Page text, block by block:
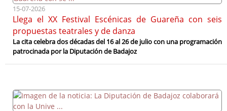
15-07-2026
Llega el XX Festival Escénicas de Guareña con seis
propuestas teatrales y de danza
La cita celebra dos décadas del 16 al 26 de julio con una programación
patrocinada por la Diputación de Badajoz